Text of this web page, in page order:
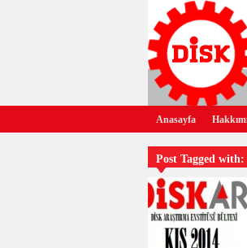
Anasayfa
Post Tagged